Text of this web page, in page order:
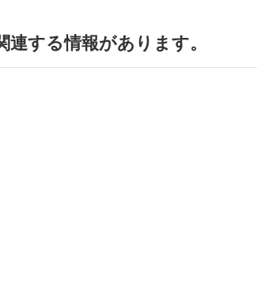
する情報があります。